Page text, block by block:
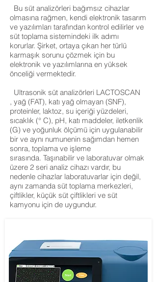
Bu süt analizörleri bağımsız cihazlar
olmasına rağmen, kendi elektronik tasarım
ve yazılımları tarafından kontrol edilirler ve
süt toplama sistemindeki ilk adımı
korurlar. Şirket, ortaya çıkan her türlü
karmaşık sorunu çözmek için bu
elektronik ve yazılımlarına en yüksek
önceliği vermektedir.
Ultrasonik süt analizörleri LACTOSCAN
, yağ (FAT), katı yağ olmayan (SNF),
proteinler, laktoz, su içeriği yüzdeleri,
sıcaklık (° C), pH, katı maddeler, iletkenlik
(G) ve yoğunluk ölçümü için uygulanabilir
bir ve aynı numunenin sağımdan hemen
sonra, toplama ve işleme
sırasında. Taşınabilir ve laboratuvar olmak
üzere 2 seri analiz cihazı vardır, bu
nedenle cihazlar laboratuvarlar için değil,
aynı zamanda süt toplama merkezleri,
çiftlikler, küçük süt çiftlikleri ve süt
kamyonu için de uygundur.